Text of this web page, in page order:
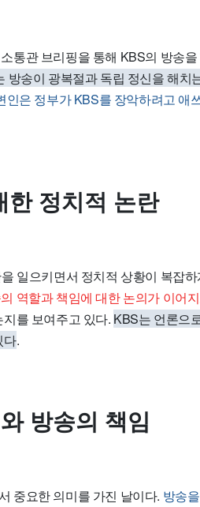
통관 브리핑을 통해 KBS의 방송
방송이 광복절과 독립 정신을 해치
인은 정부가 KBS를 장악하려고 애
한 정치적 논란
일으키면서 정치적 상황이 복잡
역할과 책임에 대한 논의가 이어
를 보여주고 있다. KBS는 언론으
다.
방송의 책임
중요한 의미를 가진 날이다. 방송